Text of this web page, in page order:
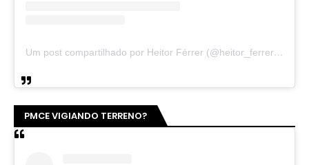
Um post compartilhado por Heitor Férrer (@heitor_ferrer77)
PMCE VIGIANDO TERRENO?